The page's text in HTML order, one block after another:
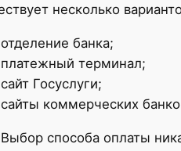
несколько
отделение банка;
платежный терминал;
сайт Госуслуги;
сайты коммерческих
Выбор способа оплаты